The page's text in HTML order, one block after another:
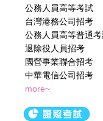
公務人員高等考試
台灣港務公司招考
公務人員高等普通
退除役人員招考
國營事業聯合招考
中華電信公司招考
more~